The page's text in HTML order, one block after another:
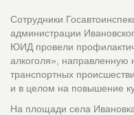
Сотрудники
администрации
ЮИД провели
алкоголя»,
транспортных
и в целом на повышение
На площади села